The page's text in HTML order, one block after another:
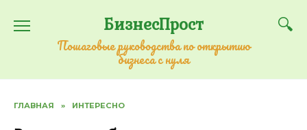
содержанию
БизнесПрост
Пошаговые руководства по открытию
бизнеса с нуля
ГЛАВНАЯ » ИНТЕРЕСНО